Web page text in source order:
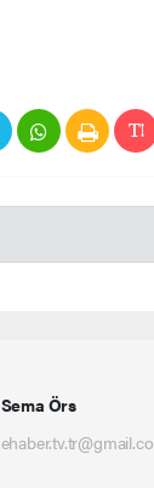
Sema Örs